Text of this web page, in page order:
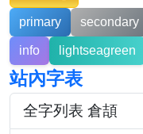
primary secondary
info lightseagreen
站內字表
全字列表 倉頡